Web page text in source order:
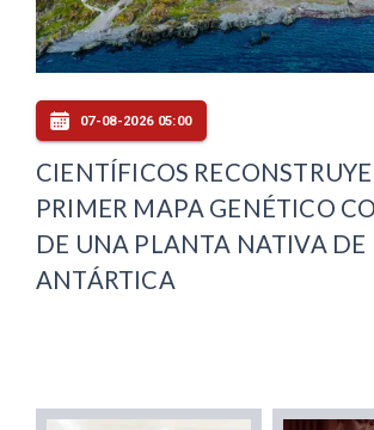
07-08-2026 05:00
CIENTÍFICOS
PRIMER MAPA GENÉTICO
DE UNA PLANTA NATIVA DE
ANTÁRTICA